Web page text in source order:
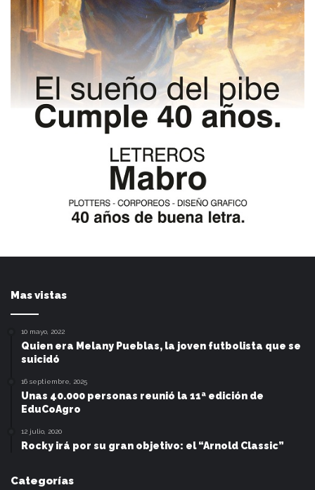
Mas vistas
10 mayo, 2022
Quien era Melany Pueblas, la joven futbolista que se
suicidó
16 septiembre, 2025
Unas 40.000 personas reunió la 11ª edición de
EduCoAgro
12 julio, 2020
Rocky irá por su gran objetivo: el “Arnold Classic”
Categorías